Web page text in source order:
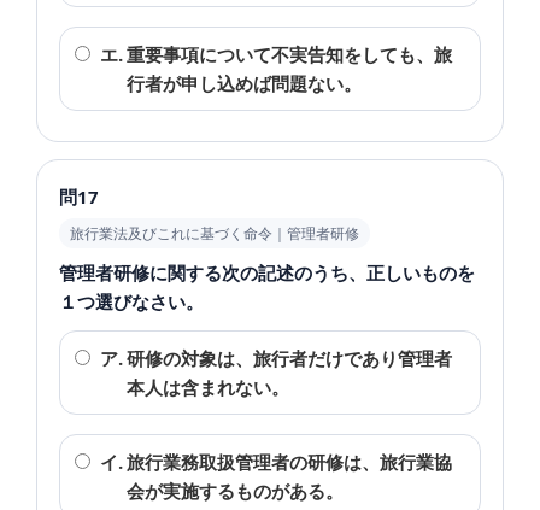
エ.重要事項について不実告知をしても、旅
行者が申し込めば問題ない。
問17
旅行業法及びこれに基づく命令｜管理者研修
管理者研修に関する次の記述のうち、正しいものを
１つ選びなさい。
ア.研修の対象は、旅行者だけであり管理者
本人は含まれない。
イ.旅行業務取扱管理者の研修は、旅行業協
会が実施するものがある。